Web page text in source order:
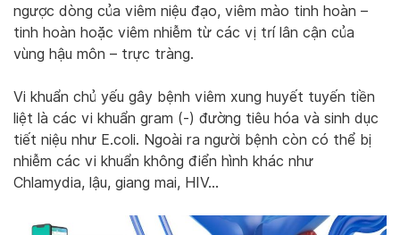
ngược dòng của viêm niệu đạo, viêm mào tinh hoàn –
tinh hoàn hoặc viêm nhiễm từ các vị trí lân cận của
vùng hậu môn – trực tràng.
Vi khuẩn chủ yếu gây bệnh viêm xung huyết tuyến tiền
liệt là các vi khuẩn gram (-) đường tiêu hóa và sinh dục
tiết niệu như E.coli. Ngoài ra người bệnh còn có thể bị
nhiễm các vi khuẩn không điển hình khác như
Chlamydia, lậu, giang mai, HIV…